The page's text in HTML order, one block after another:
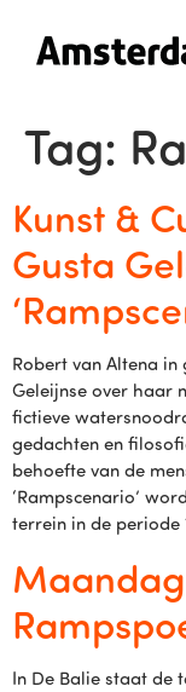
Tag:
Kunst &
Gusta
Robert van Altena
Geleijnse over haar
fictieve
gedachten en
behoefte van de
‘Rampscenario’
terrein in de periode
In De Balie staat de